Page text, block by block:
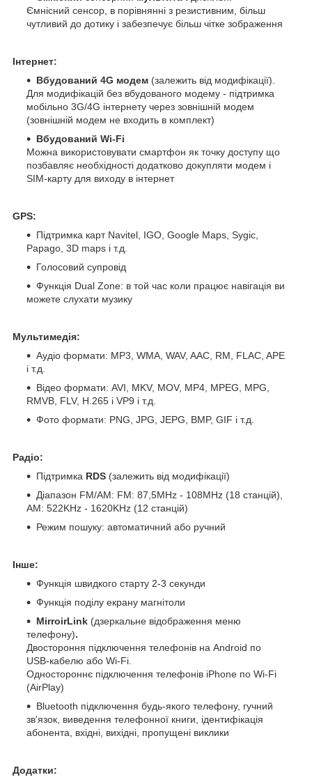
Ємнісний сенсор, в порівнянні з резистивним, більш
чутливий до дотику і забезпечує більш чітке зображення
Інтернет:
Вбудований 4G модем (залежить від модифікації).
Для модифікацій без вбудованого модему - підтримка
мобільно 3G/4G інтернету через зовнішній модем
(зовнішній модем не входить в комплект)
Вбудований Wi-Fi
Можна використовувати смартфон як точку доступу що
позбавляє необхідності додатково докупляти модем і
SIM-карту для виходу в інтернет
GPS:
Підтримка карт Navitel, IGO, Google Maps, Sygic,
Papago, 3D maps і т.д.
Голосовий супровід
Функція Dual Zone: в той час коли працює навігація ви
можете слухати музику
Мультимедія:
Аудіо формати: MP3, WMA, WAV, AAC, RM, FLAC, APE
і т.д.
Відео формати: AVI, MKV, MOV, MP4, MPEG, MPG,
RMVB, FLV, H.265 і VP9 і т.д.
Фото формати: PNG, JPG, JEPG, BMP, GIF і т.д.
Радіо:
Підтримка RDS (залежить від модифікації)
Діапазон FM/AM: FM: 87,5MHz - 108MHz (18 станцій),
АМ: 522KHz - 1620KHz (12 станцій)
Режим пошуку: автоматичний або ручний
Інше:
Функція швидкого старту 2-3 секунди
Функція поділу екрану магнітоли
MirroirLink (дзеркальне відображення меню
телефону).
Двостороння підключення телефонів на Android по
USB-кабелю або Wi-Fi.
Одностороннє підключення телефонів iPhone по Wi-Fi
(AirPlay)
Bluetooth підключення будь-якого телефону, гучний
зв'язок, виведення телефонної книги, ідентифікація
абонента, вхідні, вихідні, пропущені виклики
Додатки: